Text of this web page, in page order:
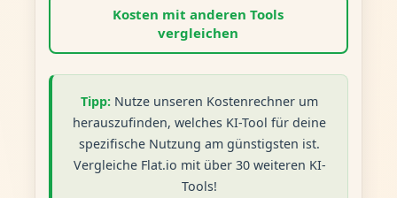
Kosten mit anderen Tools
vergleichen
Tipp: Nutze unseren Kostenrechner um
herauszufinden, welches KI-Tool für deine
spezifische Nutzung am günstigsten ist.
Vergleiche Flat.io mit über 30 weiteren KI-
Tools!